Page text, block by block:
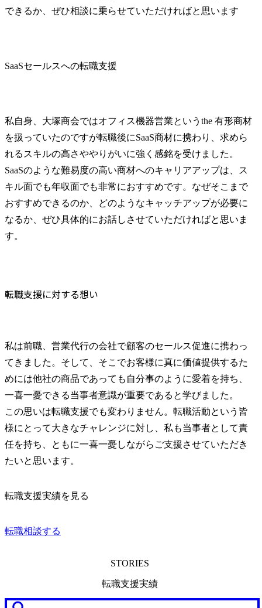
できるか、ぜひ相談に乗らせていただければと思います
SaaSセールスへの転職支援
私自身、大塚商会ではオフィス機器営業というthe 有形商材
を扱っていたのですが転職後にSaaS商材に携わり、求めら
れるスキルの高さややりがいに強く感銘を受けました。
SaaSのような難易度の高い商材へのキャリアアップは、ス
キル面でも年収面でも非常におすすめです。なぜそこまで
おすすめできるのか、どのようなキャッチアップが必要に
なるか、ぜひ具体的にお話しさせていただければと思いま
す。
転職支援に対する想い
私は前職、営業代行の会社で顧客のセールス促進に携わっ
てきました。そして、そこでお客様に真に価値提供するた
めには他社の商品であっても自分事のように愛着を持ち、
一喜一憂できる当事者意識が重要であると学びました。
この思いは転職支援でも変わりません。転職活動という皆
様にとって大きなチャレンジに対し、私も当事者として責
任を持ち、ともに一喜一憂しながらご支援させていただき
たいと思います。
転職支援実績を見る
転職相談する
STORIES
転職支援実績